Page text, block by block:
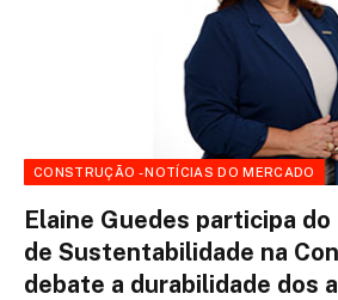
CONSTRUÇÃO - NOTÍCIAS DO MERCADO
Elaine Guedes participa do
de Sustentabilidade na
debate a durabilidade dos